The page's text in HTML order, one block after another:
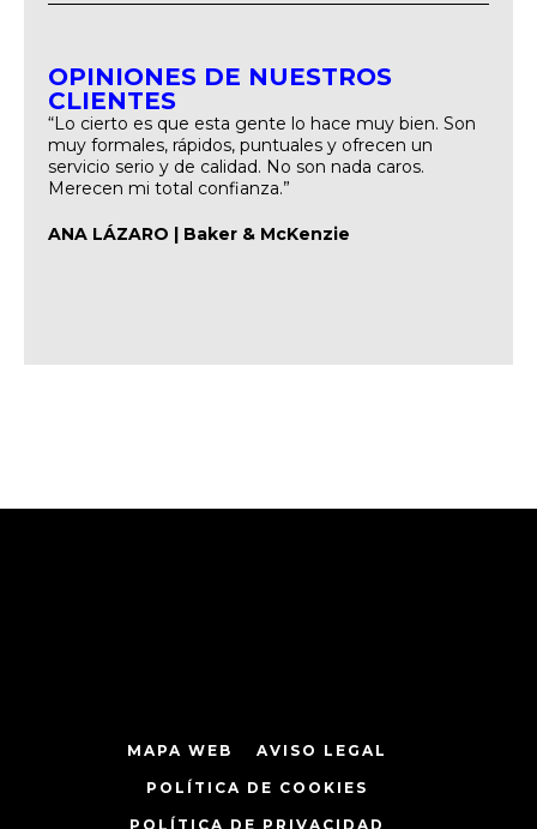
OPINIONES DE NUESTROS
CLIENTES
“Lo cierto es que esta gente lo hace muy bien. Son
muy formales, rápidos, puntuales y ofrecen un
servicio serio y de calidad. No son nada caros.
Merecen mi total confianza.”
ANA LÁZARO | Baker & McKenzie
MAPA WEB AVISO LEGAL
POLÍTICA DE COOKIES
POLÍTICA DE PRIVACIDAD